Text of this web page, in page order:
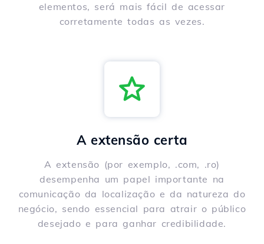
elementos, será mais fácil de acessar
corretamente todas as vezes.
A extensão certa
A extensão (por exemplo, .com, .ro)
desempenha um papel importante na
comunicação da localização e da natureza do
negócio, sendo essencial para atrair o público
desejado e para ganhar credibilidade.